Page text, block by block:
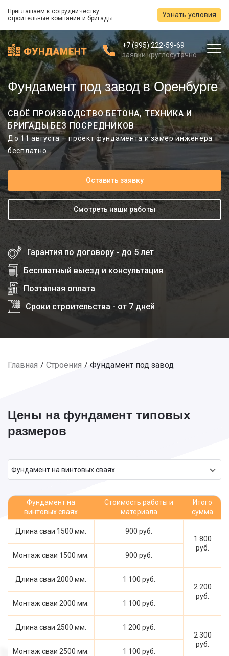
Приглашаем к сотрудничеству
строительные компании и бригады
Узнать условия
+7 (995) 222-59-69
заявки круглосуточно
Фундамент под завод в Оренбурге
СВОЁ ПРОИЗВОДСТВО БЕТОНА, ТЕХНИКА И
БРИГАДЫ БЕЗ ПОСРЕДНИКОВ
До 11 августа – проект фундамента и замер инженера
бесплатно
Оставить заявку
Смотреть наши работы
Гарантия по договору - до 5 лет
Бесплатный выезд и консультация
Поэтапная оплата
Сроки строительства - от 7 дней
Главная Строения Фундамент под завод
Цены на фундамент типовых
размеров
Фундамент на винтовых сваях
Фундамент на
винтовых сваях
Стоимость работы и
материала
Итого
сумма
Длина сваи 1500 мм.
900 руб.
1 800
руб.
Монтаж сваи 1500 мм.
900 руб.
Длина сваи 2000 мм.
1 100 руб.
2 200
руб.
Монтаж сваи 2000 мм.
1 100 руб.
Длина сваи 2500 мм.
1 200 руб.
2 300
руб.
Монтаж сваи 2500 мм.
1 100 руб.